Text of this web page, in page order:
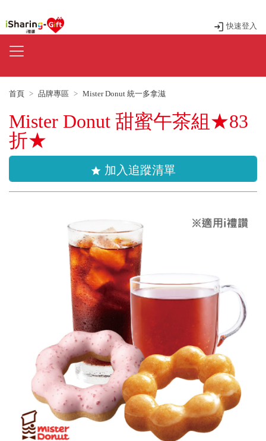
快速登入
首頁 品牌專區 Mister Donut 統一多拿滋
Mister Donut 甜蜜午茶組★83
折★
star 加入追蹤清單